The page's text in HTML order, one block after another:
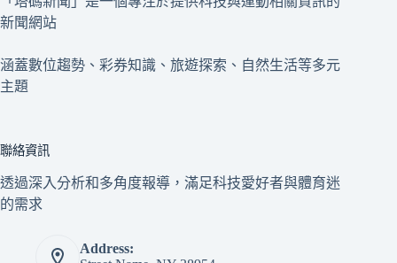
新聞網站
涵蓋數位趨勢、彩券知識、旅遊探索、自然生活等多元
主題
聯絡資訊
透過深入分析和多角度報導，滿足科技愛好者與體育迷
的需求
Address: